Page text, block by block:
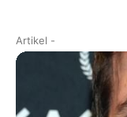
Artikel -